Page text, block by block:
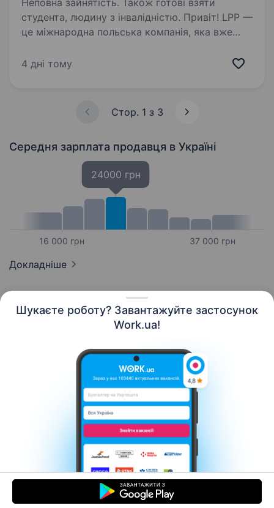
Шукаєте роботу? Завантажуйте застосунок
Work.ua!
Неповна зайнятість. Також готові взяти
студента, людину з інвалідністю. Привіт! LPP —
це міжнародна польська компанія, яка вже
та роздрібної торгівлі. Наша компанія керує
4 дні тому
Стор. 1 з 3
Середня зарплата продавця в Україні
16 000 грн
24000 грн
37 000 грн
Докладніше
Контакти Про нас
Кар’єра
Допомога Умови використання